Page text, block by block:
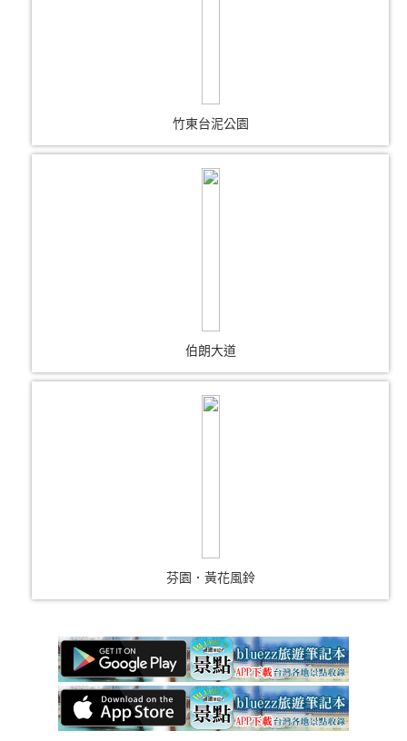
竹東台泥公園
伯朗大道
芬園．黃花風鈴